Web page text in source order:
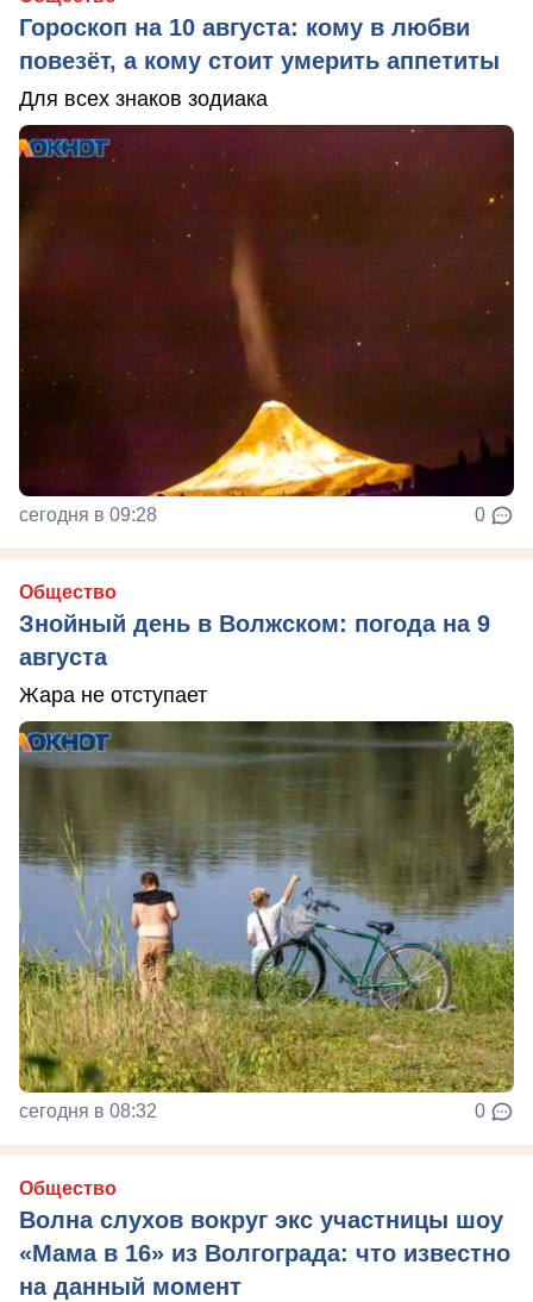
Гороскоп на 10 августа: кому в любви
повезёт, а кому стоит умерить аппетиты
Для всех знаков зодиака
сегодня в 09:28 0
Общество
Знойный день в Волжском: погода на 9
августа
Жара не отступает
сегодня в 08:32 0
Общество
Волна слухов вокруг экс участницы шоу
«Мама в 16» из Волгограда: что известно
на данный момент